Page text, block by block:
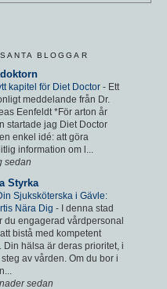
BLOGGAR
kapitel för Diet Doctor - Ett
meddelande från Dr.
Eenfeldt *För arton år
startade jag Diet Doctor
enkel idé: att göra
information om l...
sedan
Styrka
Sjuksköterska i Gävle:
Nära Dig - I denna stad
du engagerad vårdpersonal
bistå med kompetent
Din hälsa är deras prioritet, i
av vården. Om du bor i
sedan